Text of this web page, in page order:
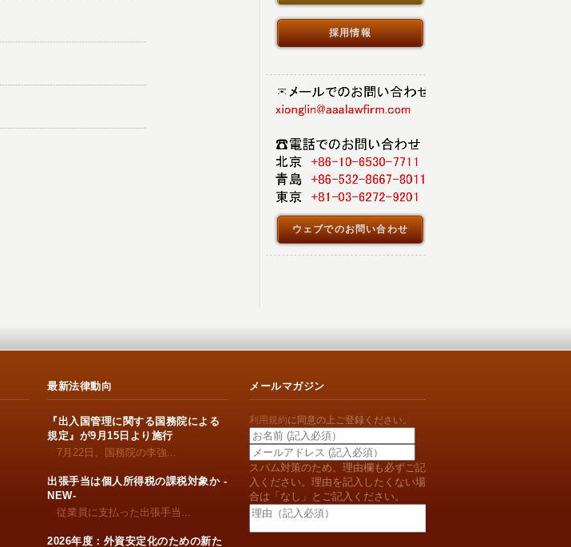
採用情報
ウェブでのお問い合わせ
最新法律動向
『出入国管理に関する国務院による
規定』が9月15日より施行
7月22日、国務院の李強...
出張手当は個人所得税の課税対象か -
NEW-
従業員に支払った出張手当...
2026年度：外資安定化のための新た
メールマガジン
利用規約に同意の上ご登録ください。
スパム対策のため、理由欄も必ずご記
入ください。理由を記入したくない場
合は「なし」とご記入ください。